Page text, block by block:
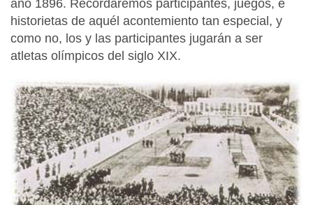
año 1896. Recordaremos participantes, juegos, e
historietas de aquél acontemiento tan especial, y
como no, los y las participantes jugarán a ser
atletas olímpicos del siglo XIX.